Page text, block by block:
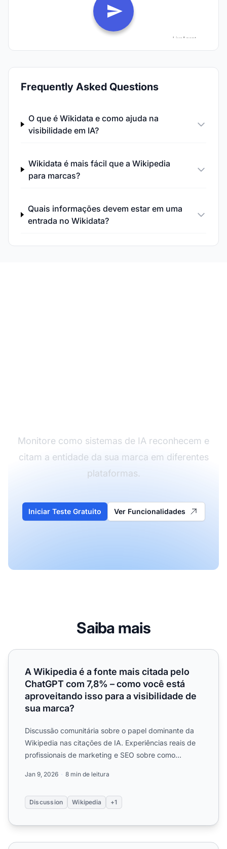
Frequently Asked Questions
O que é Wikidata e como ajuda na
visibilidade em IA?
Wikidata é mais fácil que a Wikipedia
para marcas?
Quais informações devem estar em uma
entrada no Wikidata?
Monitore como sistemas de IA reconhecem e
citam a entidade da sua marca em diferentes
plataformas.
Iniciar Teste Gratuito Ver Funcionalidades
Saiba mais
A Wikipedia é a fonte mais citada pelo ChatGPT com
A Wikipedia é a fonte mais citada pelo
ChatGPT com 7,8% – como você está
aproveitando isso para a visibilidade de
sua marca?
Discussão comunitária sobre o papel dominante da
Wikipedia nas citações de IA. Experiências reais de
profissionais de marketing e SEO sobre como
Jan 9, 2026 8 min de leitura
Discussion Wikipedia +1